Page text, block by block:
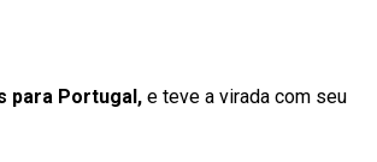
para Portugal, e teve a virada com seu